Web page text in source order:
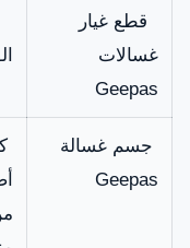
قطع غيار
غسالات
Geepas
جسم غسالة
Geepas